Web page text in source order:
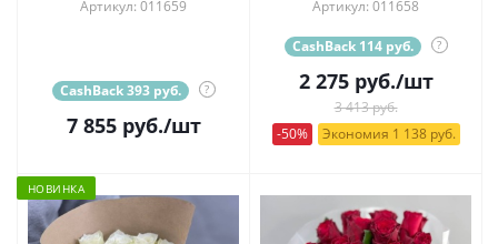
Артикул: 011659
CashBack 393 руб. ?
7 855руб./шт
Артикул: 011658
CashBack 114 руб. ?
2 275руб./шт
3 413 руб.
-50%
Экономия 1 138 руб.
НОВИНКА